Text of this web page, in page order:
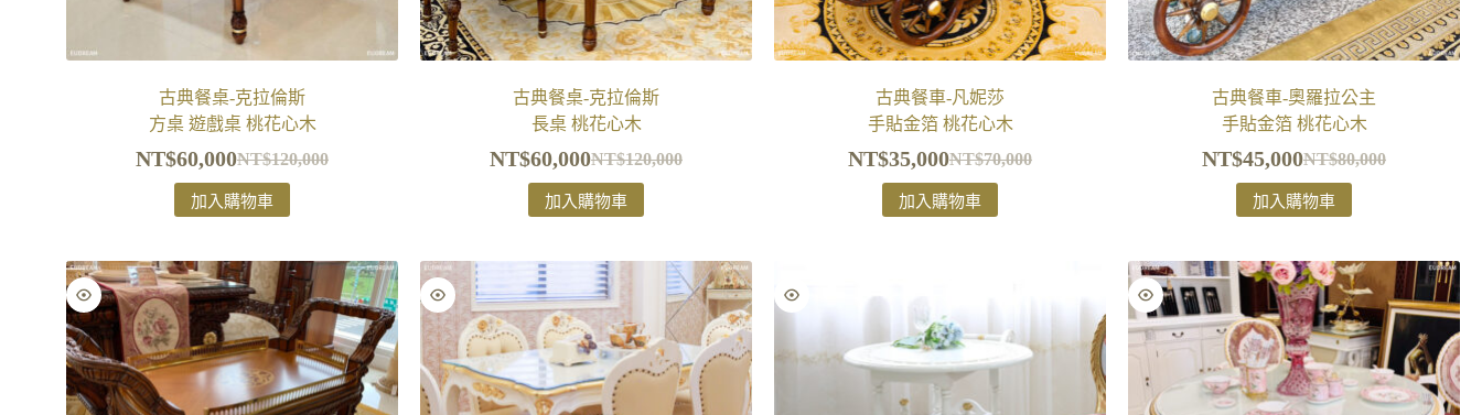
古典餐桌-克拉倫斯
方桌 遊戲桌 桃花心木
NT$120,000
NT$60,000
加入購物車
古典餐桌-克拉倫斯
長桌 桃花心木
NT$120,000
NT$60,000
加入購物車
古典餐車-凡妮莎
手貼金箔 桃花心木
NT$70,000
NT$35,000
加入購物車
古典餐車-奧羅拉公主
手貼金箔 桃花心木
NT$80,000
NT$45,000
加入購物車